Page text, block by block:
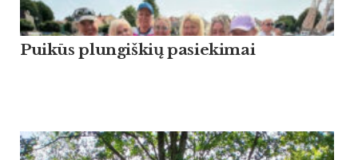
Puikūs plungiškių pasiekimai